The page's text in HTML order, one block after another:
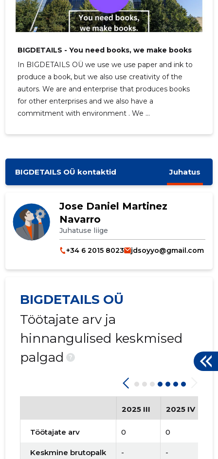
BIGDETAILS - You need books, we make books
In BIGDETAILS OÜ we use we use paper and ink to
produce a book, but we also use creativity of the
autors. We are and enterprise that produces books
for other enterprises and we also have a
commitment with environment . We ...
BIGDETAILS OÜ kontaktid Juhatus
Jose Daniel Martinez
Navarro
Juhatuse liige
+34 6 2015 8023 jdsoyyo@gmail.com
BIGDETAILS OÜ
Töötajate arv ja
hinnangulised keskmised
palgad
?
2025 III 2025 IV
Töötajate arv 0 0
Keskmine brutopalk - -